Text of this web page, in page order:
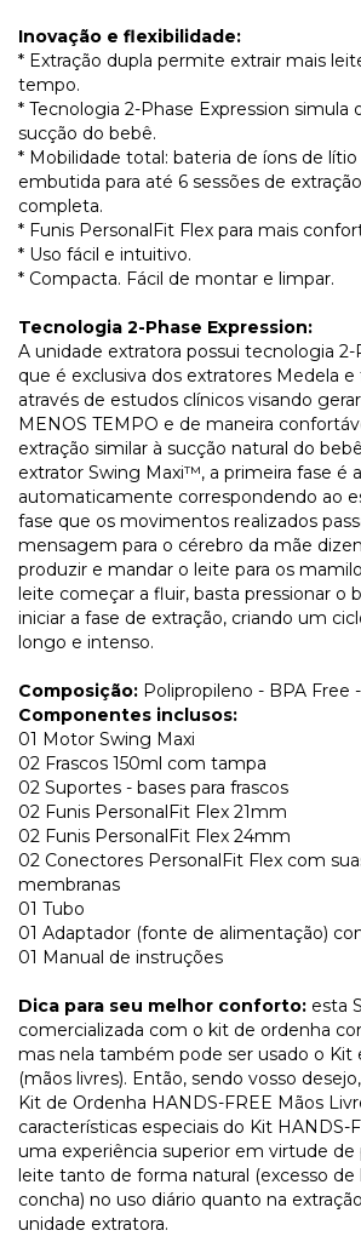
Inovação e flexibilidade:
* Extração dupla permite extrair mais
tempo.
* Tecnologia 2-Phase Expression simula
sucção do bebê.
* Mobilidade total: bateria de íons de
embutida para até 6 sessões de
completa.
* Funis PersonalFit Flex para mais
* Uso fácil e intuitivo.
* Compacta. Fácil de montar e limpar.
Tecnologia 2-Phase Expression:
A unidade extratora possui tecnologia 2-
que é exclusiva dos extratores Medela
através de estudos clínicos visando
MENOS TEMPO e de maneira
extração similar à sucção natural do
extrator Swing Maxi™, a primeira fase é
automaticamente correspondendo ao
fase que os movimentos realizados
mensagem para o cérebro da mãe
produzir e mandar o leite para os
leite começar a fluir, basta pressionar o
iniciar a fase de extração, criando um
longo e intenso.
Composição: Polipropileno - BPA Free
Componentes inclusos:
01 Motor Swing Maxi
02 Frascos 150ml com tampa
02 Suportes - bases para frascos
02 Funis PersonalFit Flex 21mm
02 Funis PersonalFit Flex 24mm
02 Conectores PersonalFit Flex com
membranas
01 Tubo
01 Adaptador (fonte de alimentação)
01 Manual de instruções
Dica para seu melhor conforto: esta
comercializada com o kit de ordenha
mas nela também pode ser usado o Kit
(mãos livres). Então, sendo vosso
Kit de Ordenha HANDS-FREE Mãos
características especiais do Kit HANDS-
uma experiência superior em virtude
leite tanto de forma natural (excesso
concha) no uso diário quanto na
unidade extratora.